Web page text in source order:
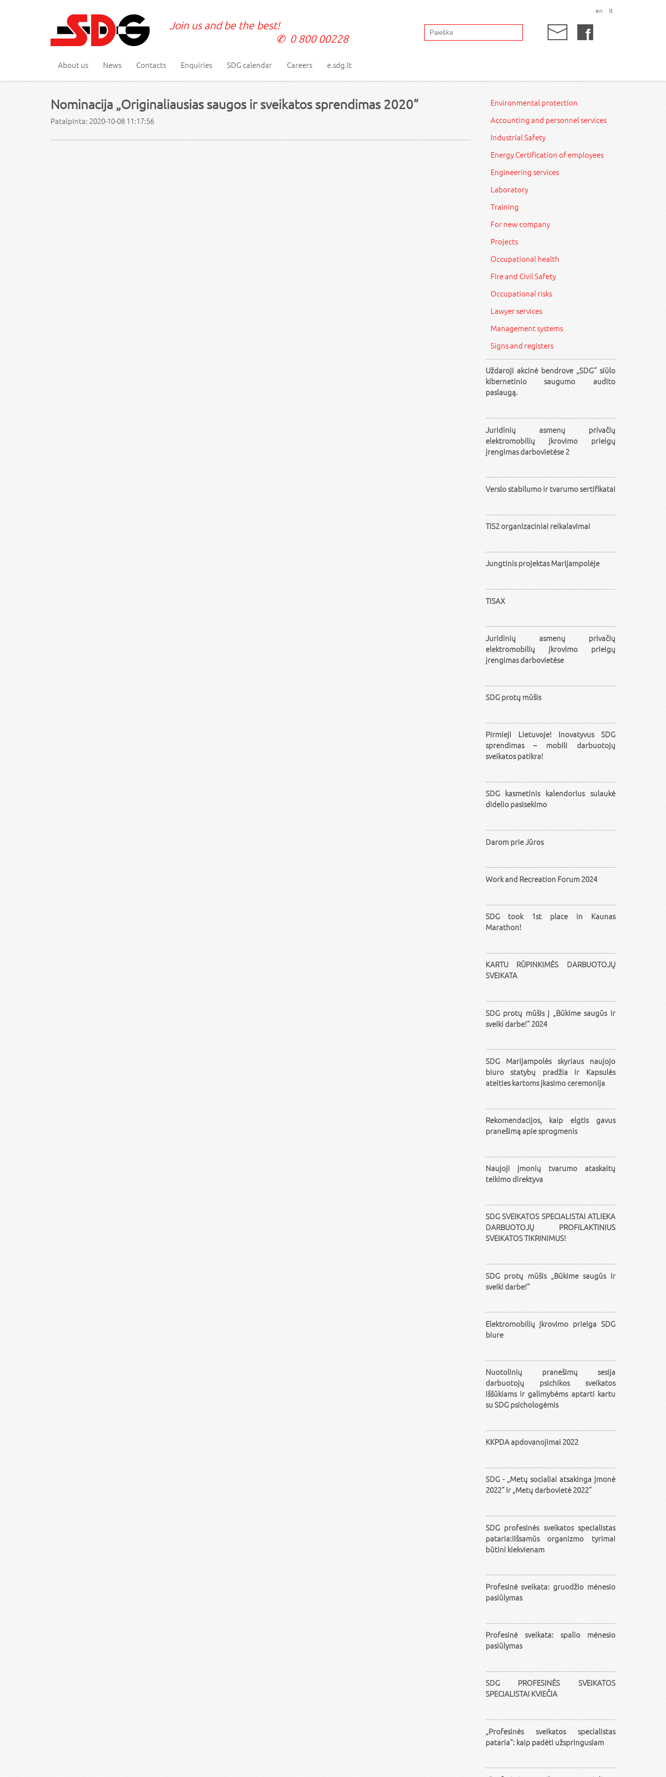
en lt
Join us and be the best!
0 800 00228
About us News Contacts Enquiries SDG calendar Careers e.sdg.lt
Nominacija „Originaliausias saugos ir sveikatos sprendimas 2020“
Patalpinta: 2020-10-08 11:17:56
Environmental protection
Accounting and personnel services
Industrial Safety
Energy Certification of employees
Engineering services
Laboratory
Training
For new company
Projects
Occupational health
Fire and Civil Safety
Occupational risks
Lawyer services
Management systems
Signs and registers
Uždaroji akcinė bendrove „SDG“ siūlo
kibernetinio saugumo audito
paslaugą.
Juridinių asmenų privačių
elektromobilių įkrovimo prieigų
įrengimas darbovietėse 2
Verslo stabilumo ir tvarumo sertifikatai
TIS2 organizaciniai reikalavimai
Jungtinis projektas Marijampolėje
TISAX
Juridinių asmenų privačių
elektromobilių įkrovimo prieigų
įrengimas darbovietėse
SDG protų mūšis
Pirmieji Lietuvoje! Inovatyvus SDG
sprendimas – mobili darbuotojų
sveikatos patikra!
SDG kasmetinis kalendorius sulaukė
didelio pasisekimo
Darom prie Jūros
Work and Recreation Forum 2024
SDG took 1st place in Kaunas
Marathon!
KARTU RŪPINKIMĖS DARBUOTOJŲ
SVEIKATA
SDG protų mūšis į „Būkime saugūs ir
sveiki darbe!“ 2024
SDG Marijampolės skyriaus naujojo
biuro statybų pradžia ir Kapsulės
ateities kartoms įkasimo ceremonija
Rekomendacijos, kaip elgtis gavus
pranešimą apie sprogmenis
Naujoji įmonių tvarumo ataskaitų
teikimo direktyva
SDG SVEIKATOS SPECIALISTAI ATLIEKA
DARBUOTOJŲ PROFILAKTINIUS
SVEIKATOS TIKRINIMUS!
SDG protų mūšis „Būkime saugūs ir
sveiki darbe!“
Elektromobilių įkrovimo prieiga SDG
biure
Nuotolinių pranešimų sesija
darbuotojų psichikos sveikatos
iššūkiams ir galimybėms aptarti kartu
su SDG psichologėmis
KKPDA apdovanojimai 2022
SDG - „Metų socialiai atsakinga įmonė
2022“ ir „Metų darbovietė 2022“
SDG profesinės sveikatos specialistas
pataria:iIšsamūs organizmo tyrimai
būtini kiekvienam
Profesinė sveikata: gruodžio mėnesio
pasiūlymas
Profesinė sveikata: spalio mėnesio
pasiūlymas
SDG PROFESINĖS SVEIKATOS
SPECIALISTAI KVIEČIA
„Profesinės sveikatos specialistas
pataria“: kaip padėti užspringusiam